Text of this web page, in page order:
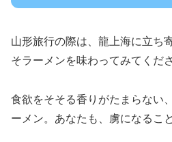
山形旅行の際は、龍上海に立ち
そラーメンを味わってみてくださ
食欲をそそる香りがたまらない
ーメン。あなたも、虜になるこ